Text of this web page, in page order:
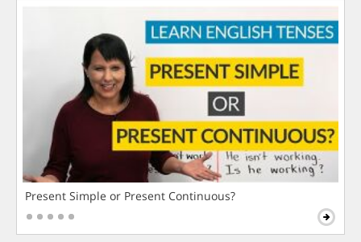
Present Simple or Present Continuous?